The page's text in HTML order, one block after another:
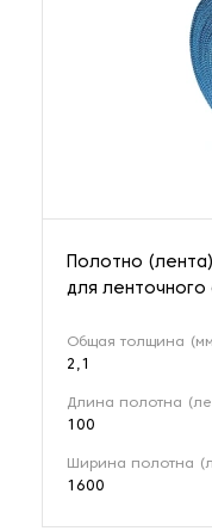
Полотно
для
Общая толщина
2,1
Длина полотна
100
Ширина полотна
1600